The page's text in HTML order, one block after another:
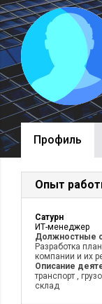
Профиль
Опыт
Сатурн
ИТ-менеджер
Должностные
Разработка
компании и их
Описание
транспорт ,
склад